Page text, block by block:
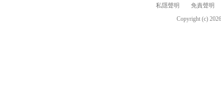
私隱聲明
免責聲明
Copyright (c)